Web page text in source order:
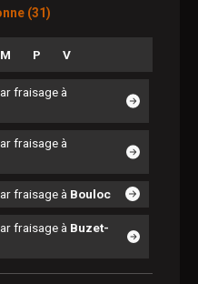
(31)
M P V
fraisage à
fraisage à
fraisage à Bouloc
fraisage à Buzet-